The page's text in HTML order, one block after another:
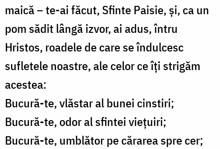
maică – te-ai făcut, Sfinte Paisie, și, ca un
pom sădit lângă izvor, ai adus, întru
Hristos, roadele de care se îndulcesc
sufletele noastre, ale celor ce îți strigăm
acestea:
Bucură-te, vlăstar al bunei cinstiri;
Bucură-te, odor al sfintei viețuiri;
Bucură-te, umblător pe cărarea spre cer;